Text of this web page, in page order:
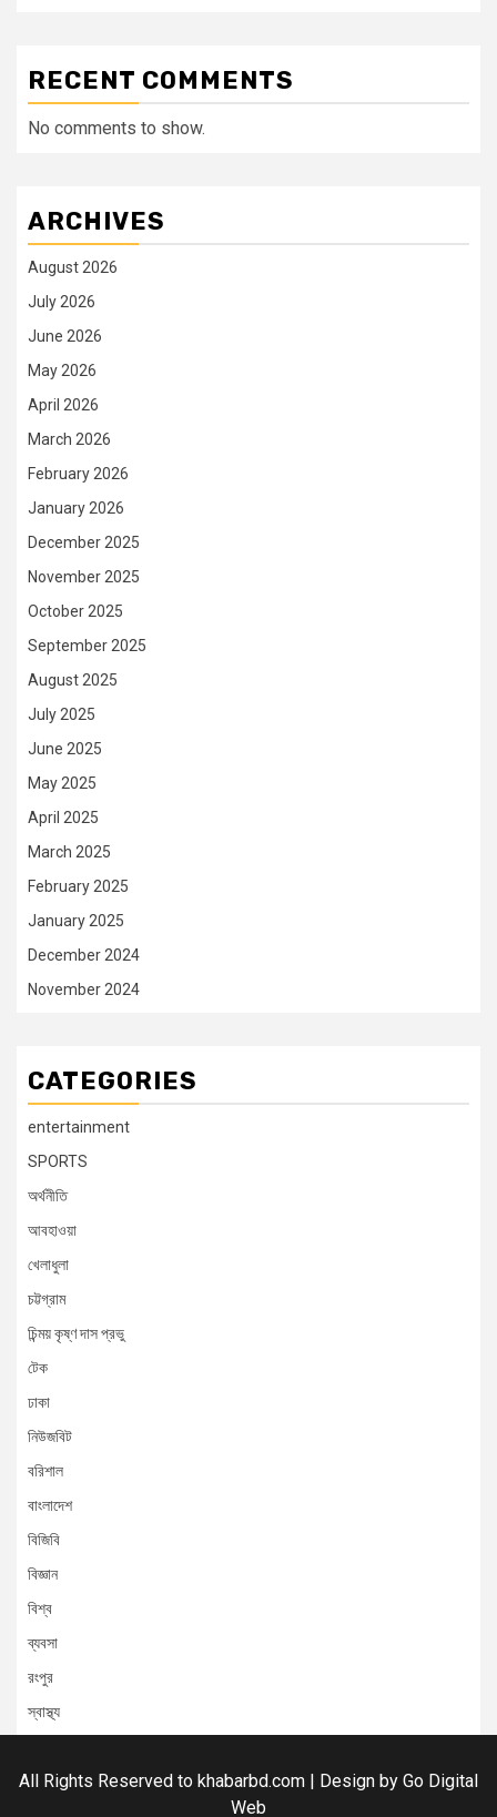
RECENT COMMENTS
No comments to show.
ARCHIVES
August 2026
July 2026
June 2026
May 2026
April 2026
March 2026
February 2026
January 2026
December 2025
November 2025
October 2025
September 2025
August 2025
July 2025
June 2025
May 2025
April 2025
March 2025
February 2025
January 2025
December 2024
November 2024
CATEGORIES
entertainment
SPORTS
অর্থনীতি
আবহাওয়া
খেলাধুলা
চট্টগ্রাম
চিন্ময় কৃষ্ণ দাস প্রভু
টেক
ঢাকা
নিউজবিট
বরিশাল
বাংলাদেশ
বিজিবি
বিজ্ঞান
বিশ্ব
ব্যবসা
রংপুর
স্বাস্থ্য
All Rights Reserved to khabarbd.com | Design by Go Digital
Web